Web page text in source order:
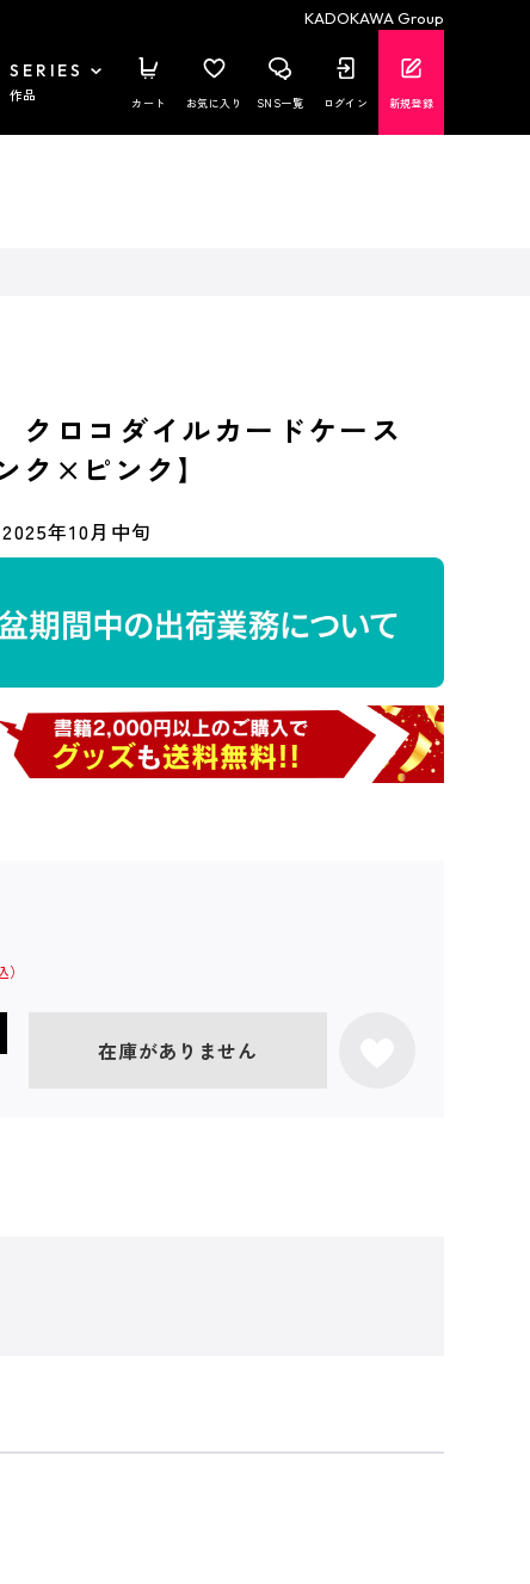
KADOKAWA Group
SERIES
作品 カート お気に入り SNS一覧 ログイン 新規登録
ロコダイルカードケース
ク×ピンク】
2025年10月中旬
在庫がありません